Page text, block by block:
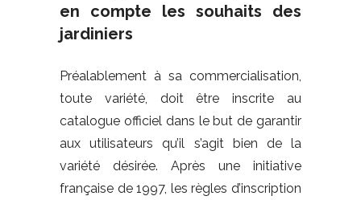
en compte les souhaits des
jardiniers
Préalablement à sa commercialisation,
toute variété, doit être inscrite au
catalogue officiel dans le but de garantir
aux utilisateurs qu’il s’agit bien de la
variété désirée. Après une initiative
française de 1997, les règles d’inscription